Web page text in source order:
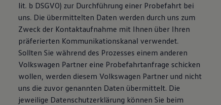
lit. b DSGVO) zur Durchführung einer Probefahrt bei
uns. Die übermittelten Daten werden durch uns zum
Zweck der Kontaktaufnahme mit Ihnen über Ihren
präferierten Kommunikationskanal verwendet.
Sollten Sie während des Prozesses einem anderen
Volkswagen Partner eine Probefahrtanfrage schicken
wollen, werden diesem Volkswagen Partner und nicht
uns die zuvor genannten Daten übermittelt. Die
jeweilige Datenschutzerklärung können Sie beim